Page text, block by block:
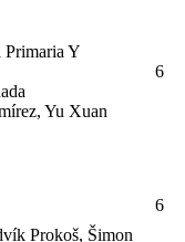
Primaria Y
Yu Xuan
6
Prokoš, Šimon
6